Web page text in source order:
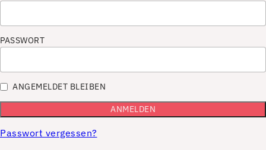
PASSWORT
ANGEMELDET BLEIBEN
Passwort vergessen?